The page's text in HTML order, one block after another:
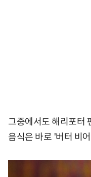
그중에서도 해리포터
음식은 바로 '버터 비